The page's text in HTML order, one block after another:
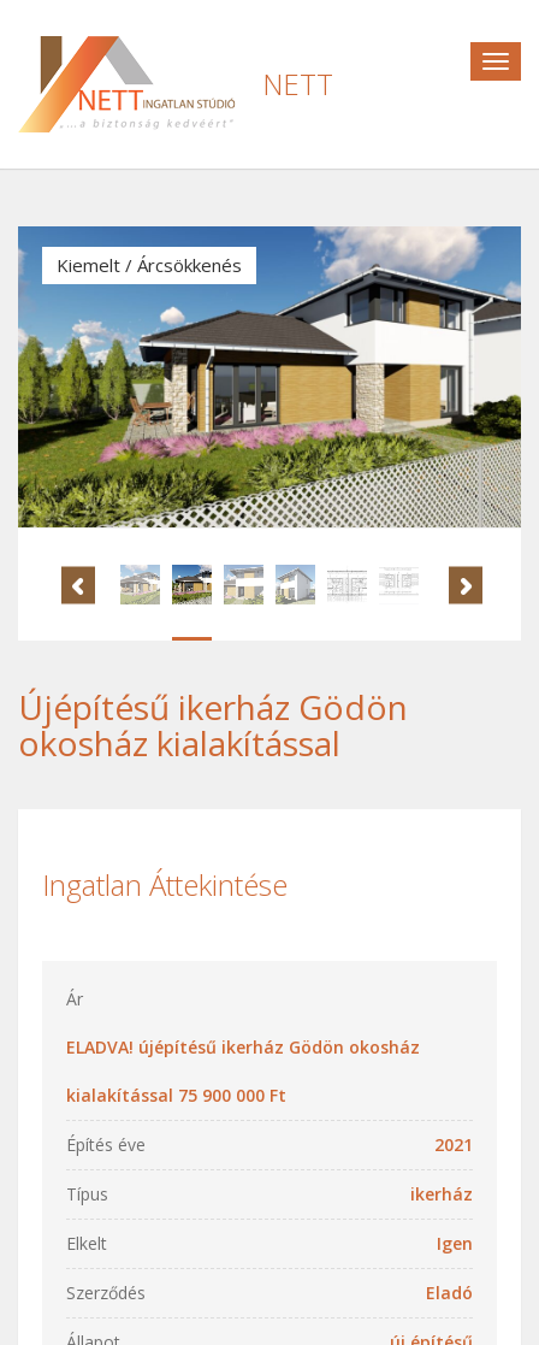
NETT
Kiemelt / Árcsökkenés
Újépítésű ikerház Gödön
okosház kialakítással
Ingatlan Áttekintése
Ár
ELADVA! újépítésű ikerház Gödön okosház
kialakítással 75 900 000 Ft
Építés éve 2021
Típus ikerház
Elkelt Igen
Szerződés Eladó